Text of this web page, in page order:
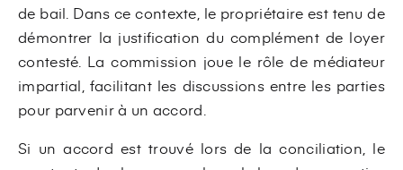
de bail. Dans ce contexte, le propriétaire est tenu de
démontrer la justification du complément de loyer
contesté. La commission joue le rôle de médiateur
impartial, facilitant les discussions entre les parties
pour parvenir à un accord.
Si un accord est trouvé lors de la conciliation, le